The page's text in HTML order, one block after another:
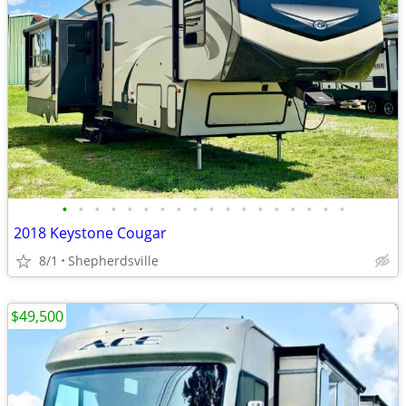
• • • • • • • • • • • • • • • • • •
2018 Keystone Cougar
8/1 Shepherdsville
$49,500